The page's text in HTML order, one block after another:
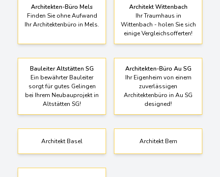
Architekten-Büro Mels
Finden Sie ohne Aufwand
Architekt Wittenbach
Ihr Traumhaus in
Wittenbach - holen Sie sich
einige Vergleichsofferten!
Bauleiter Altstätten SG
Ein bewährter Bauleiter
sorgt für gutes Gelingen
bei Ihrem Neubauprojekt in
Altstätten SG!
Architekten-Büro Au SG
Ihr Eigenheim von einem
zuverlässigen
Architektenbüro in Au SG
designed!